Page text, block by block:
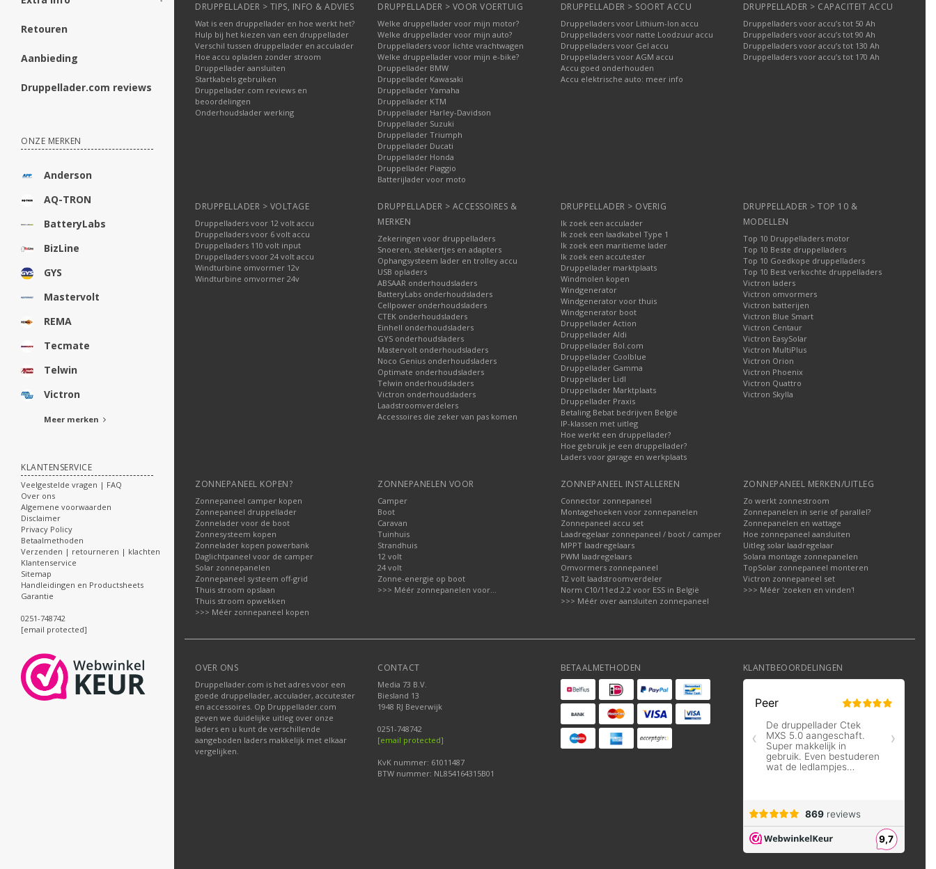
Retouren
Aanbieding
Druppellader.com reviews
ONZE MERKEN
Anderson
AQ-TRON
BatteryLabs
BizLine
GYS
Mastervolt
REMA
Tecmate
Telwin
Victron
Meer merken
KLANTENSERVICE
Veelgestelde vragen | FAQ
Over ons
Algemene voorwaarden
Disclaimer
Privacy Policy
Betaalmethoden
Verzenden | retourneren | klachten
Klantenservice
Sitemap
Handleidingen en Productsheets
Garantie
0251-748742
[email protected]
DRUPPELLADER > TIPS, INFO & ADVIES
Wat is een druppellader en hoe werkt het?
Hulp bij het kiezen van een druppellader
Verschil tussen druppellader en acculader
Hoe accu opladen zonder stroom
Druppellader aansluiten
Startkabels gebruiken
Druppellader.com reviews en
beoordelingen
Onderhoudslader werking
DRUPPELLADER > VOOR VOERTUIG
Welke druppellader voor mijn motor?
Welke druppellader voor mijn auto?
Druppelladers voor lichte vrachtwagen
Welke druppellader voor mijn e-bike?
Druppellader BMW
Druppellader Kawasaki
Druppellader Yamaha
Druppellader KTM
Druppellader Harley-Davidson
Druppellader Suzuki
Druppellader Triumph
Druppellader Ducati
Druppellader Honda
Druppellader Piaggio
Batterijlader voor moto
DRUPPELLADER > SOORT ACCU
Druppelladers voor Lithium-Ion accu
Druppelladers voor natte Loodzuur accu
Druppelladers voor Gel accu
Druppelladers voor AGM accu
Accu goed onderhouden
Accu elektrische auto: meer info
DRUPPELLADER > CAPACITEIT ACCU
Druppelladers voor accu’s tot 50 Ah
Druppelladers voor accu’s tot 90 Ah
Druppelladers voor accu’s tot 130 Ah
Druppelladers voor accu’s tot 170 Ah
DRUPPELLADER > VOLTAGE
Druppelladers voor 12 volt accu
Druppelladers voor 6 volt accu
Druppelladers 110 volt input
Druppelladers voor 24 volt accu
Windturbine omvormer 12v
Windturbine omvormer 24v
DRUPPELLADER > ACCESSOIRES &
MERKEN
Zekeringen voor druppelladers
Snoeren, stekkertjes en adapters
Ophangsysteem lader en trolley accu
USB opladers
ABSAAR onderhoudsladers
BatteryLabs onderhoudsladers
Cellpower onderhoudsladers
CTEK onderhoudsladers
Einhell onderhoudsladers
GYS onderhoudsladers
Mastervolt onderhoudsladers
Noco Genius onderhoudsladers
Optimate onderhoudsladers
Telwin onderhoudsladers
Victron onderhoudsladers
Laadstroomverdelers
Accessoires die zeker van pas komen
DRUPPELLADER > OVERIG
Ik zoek een acculader
Ik zoek een laadkabel Type 1
Ik zoek een maritieme lader
Ik zoek een accutester
Druppellader marktplaats
Windmolen kopen
Windgenerator
Windgenerator voor thuis
Windgenerator boot
Druppellader Action
Druppellader Aldi
Druppellader Bol.com
Druppellader Coolblue
Druppellader Gamma
Druppellader Lidl
Druppellader Marktplaats
Druppellader Praxis
Betaling Bebat bedrijven België
IP-klassen met uitleg
Hoe werkt een druppellader?
Hoe gebruik je een druppellader?
Laders voor garage en werkplaats
DRUPPELLADER > TOP 10 &
MODELLEN
Top 10 Druppelladers motor
Top 10 Beste druppelladers
Top 10 Goedkope druppelladers
Top 10 Best verkochte druppelladers
Victron laders
Victron omvormers
Victron batterijen
Victron Blue Smart
Victron Centaur
Victron EasySolar
Victron MultiPlus
Victron Orion
Victron Phoenix
Victron Quattro
Victron Skylla
ZONNEPANEEL KOPEN?
Zonnepaneel camper kopen
Zonnepaneel druppellader
Zonnelader voor de boot
Zonnesysteem kopen
Zonnelader kopen powerbank
Daglichtpaneel voor de camper
Solar zonnepanelen
Zonnepaneel systeem off-grid
Thuis stroom opslaan
Thuis stroom opwekken
>>> Méér zonnepaneel kopen
ZONNEPANELEN VOOR
Camper
Boot
Caravan
Tuinhuis
Strandhuis
12 volt
24 volt
Zonne-energie op boot
>>> Méér zonnepanelen voor...
ZONNEPANEEL INSTALLEREN
Connector zonnepaneel
Montagehoeken voor zonnepanelen
Zonnepaneel accu set
Laadregelaar zonnepaneel / boot / camper
MPPT laadregelaars
PWM laadregelaars
Omvormers zonnepaneel
12 volt laadstroomverdeler
Norm C10/11ed.2.2 voor ESS in België
>>> Méér over aansluiten zonnepaneel
ZONNEPANEEL MERKEN/UITLEG
Zo werkt zonnestroom
Zonnepanelen in serie of parallel?
Zonnepanelen en wattage
Hoe zonnepaneel aansluiten
Uitleg solar laadregelaar
Solara montage zonnepanelen
TopSolar zonnepaneel monteren
Victron zonnepaneel set
>>> Méér 'zoeken en vinden'!
OVER ONS
Druppellader.com is het adres voor een
goede druppellader, acculader, accutester
en accessoires. Op Druppellader.com
geven we duidelijke uitleg over onze
laders en u kunt de verschillende
aangeboden laders makkelijk met elkaar
vergelijken.
CONTACT
Media 73 B.V.
Biesland 13
1948 RJ Beverwijk
0251-748742
[email protected]
KvK nummer: 61011487
BTW nummer: NL854164315B01
BETAALMETHODEN KLANTBEOORDELINGEN